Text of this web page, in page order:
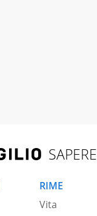
SAPERE
RIME
Vita